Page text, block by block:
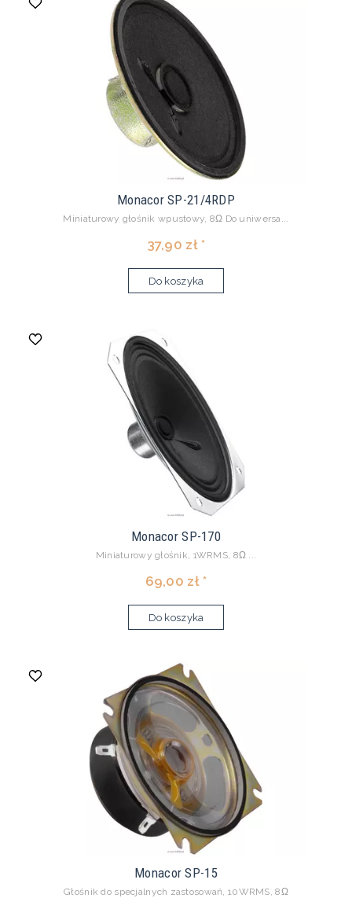
Monacor SP-21/4RDP
Miniaturowy głośnik wpustowy, 8Ω Do uniwersa...
37,90 zł *
Do koszyka
Monacor SP-170
Miniaturowy głośnik, 1WRMS, 8Ω ...
69,00 zł *
Do koszyka
Monacor SP-15
Głośnik do specjalnych zastosowań, 10WRMS, 8Ω